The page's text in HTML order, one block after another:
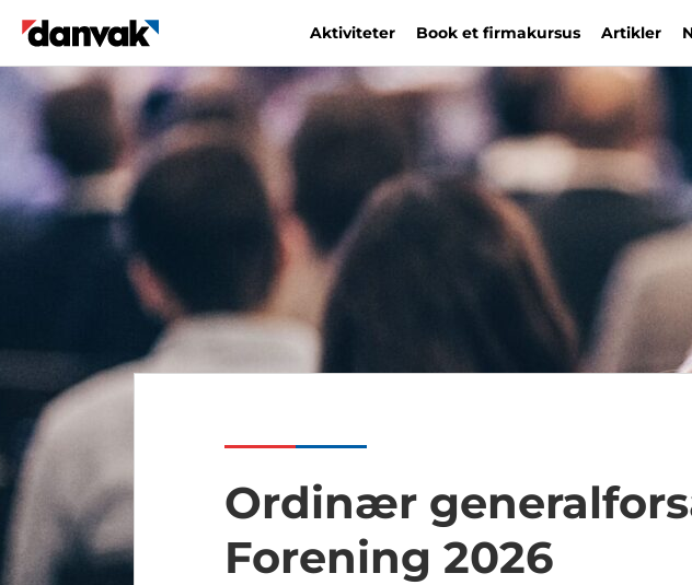
Aktiviteter Book et firmakursus Artikler
Ordinær
Forening 2026